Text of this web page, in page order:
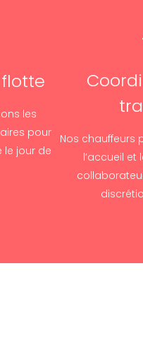
les
pour
le jour de
Nos chauffeurs
l’accueil